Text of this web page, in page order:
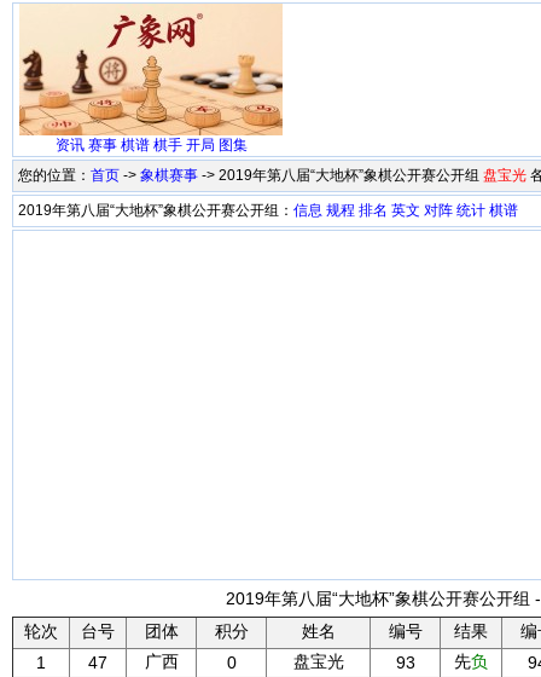
资讯 赛事 棋谱 棋手 开局 图集
您的位置： 首页 -> 象棋赛事 -> 2019年第八届“大地杯”象棋公开赛公开组 盘宝光
2019年第八届“大地杯”象棋公开赛公开组： 信息 规程 排名 英文 对阵 统计 棋谱
2019年第八届“大地杯”象棋公开赛公开组
轮次
台号 团体 积分 姓名 编号 结果
编
1
47 广西 0 盘宝光 93 先负